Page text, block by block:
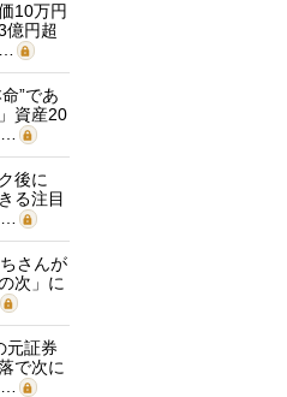
10万円
億円超
”であ
資産20
後に
る注目
さんが
次」に
元証券
で次に